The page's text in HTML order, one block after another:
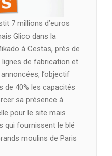
7 millions d’euros
Glico dans la
à Cestas, près de
lignes de fabrication et
l’objectif
de 40% les capacités
sa présence à
pour le site mais
qui fournissent le blé
moulins de Paris